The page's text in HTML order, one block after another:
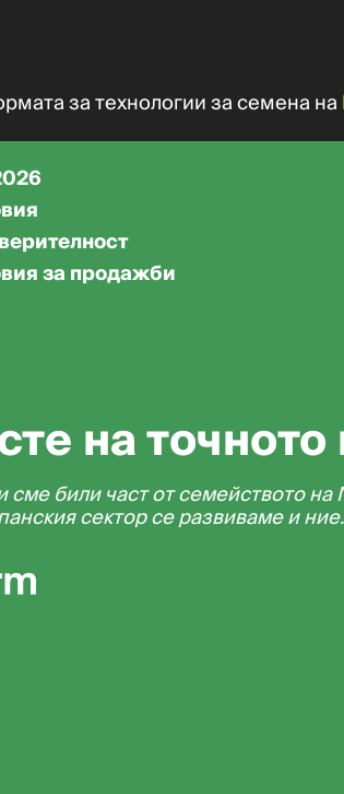
за технологии за семена на
за продажби
на
сме били част от семейството
сектор се развиваме и ние.